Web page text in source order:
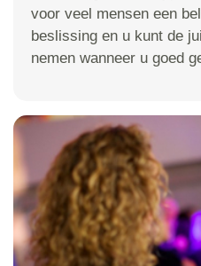
voor veel mensen een
beslissing en u kunt de
nemen wanneer u goed